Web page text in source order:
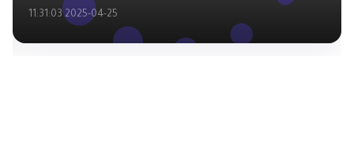
2025-04-25 11:31:03